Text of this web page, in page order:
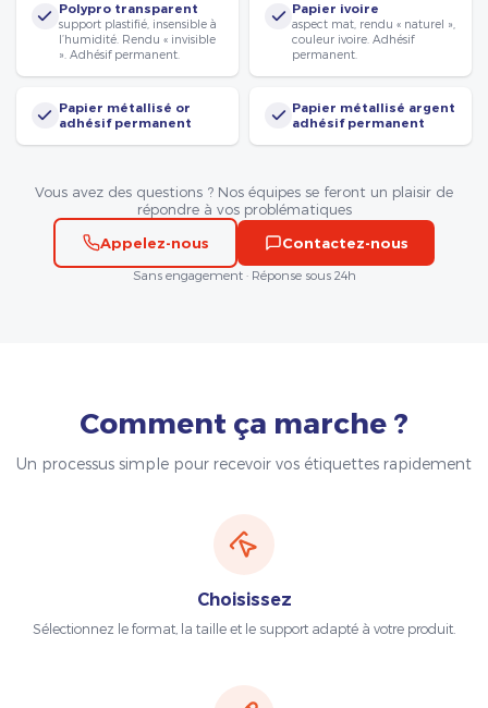
Polypro transparent
support plastifié, insensible à
l’humidité. Rendu « invisible
». Adhésif permanent.
Papier ivoire
aspect mat, rendu « naturel »,
couleur ivoire. Adhésif
permanent.
Papier métallisé or
adhésif permanent
Papier métallisé argent
adhésif permanent
Vous avez des questions ? Nos équipes se feront un plaisir de
répondre à vos problématiques
Appelez-nous
Contactez-nous
Sans engagement · Réponse sous 24h
Comment ça marche ?
Un processus simple pour recevoir vos étiquettes rapidement
Choisissez
Sélectionnez le format, la taille et le support adapté à votre produit.